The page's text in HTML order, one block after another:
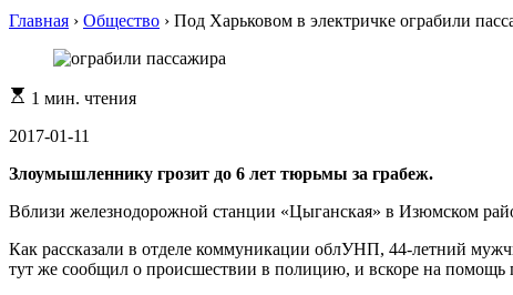
Главная › Общество › Под Харьковом в электричке ограбили
Расчетное
чтения
1 мин. чтения
2017-01-11
Злоумышленнику грозит до 6 лет тюрьмы за грабеж.
Вблизи железнодорожной станции «Цыганская» в Изюмском
Как рассказали в отделе коммуникации облУНП, 44-летний
тут же сообщил о происшествии в полицию, и вскоре на помощь